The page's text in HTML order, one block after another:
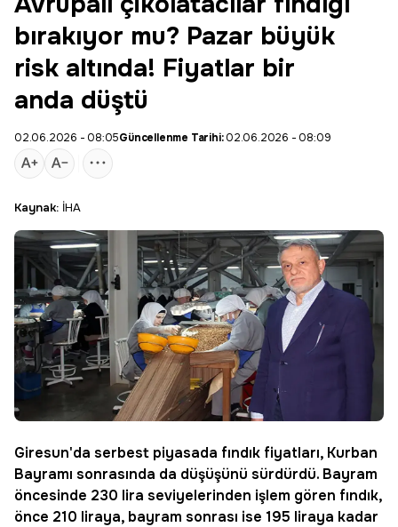
bırakıyor mu? Pazar büyük
risk altında! Fiyatlar bir
anda düştü
02.06.2026 - 08:05Güncellenme Tarihi:02.06.2026 - 08:09
Kaynak: İHA
Giresun'da serbest piyasada fındık fiyatları, Kurban
Bayramı sonrasında da düşüşünü sürdürdü. Bayram
öncesinde 230 lira seviyelerinden işlem gören fındık,
önce 210 liraya, bayram sonrası ise 195 liraya kadar